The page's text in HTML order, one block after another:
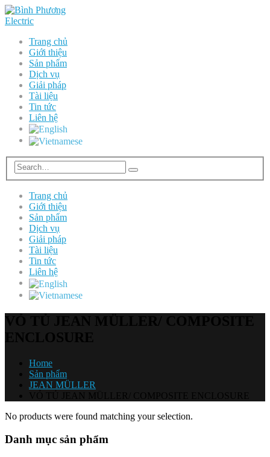
Trang chủ
Giới thiệu
Sản phẩm
Dịch vụ
Giải pháp
Tài liệu
Tin tức
Liên hệ
Trang chủ
Giới thiệu
Sản phẩm
Dịch vụ
Giải pháp
Tài liệu
Tin tức
Liên hệ
Home
Sản phẩm
JEAN MÜLLER
No products were found matching your selection.
Danh mục sản phẩm